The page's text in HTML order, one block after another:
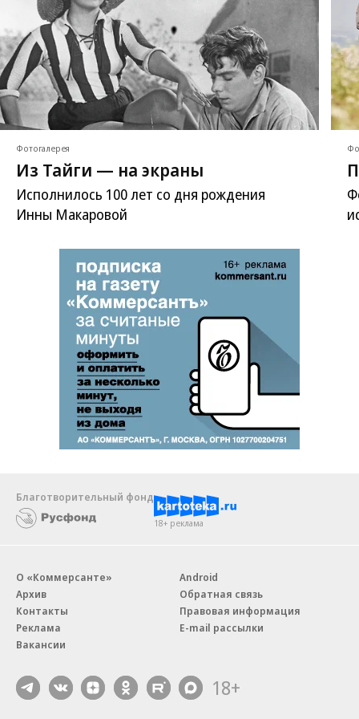
Фотогалерея
Из Тайги — на экраны
Исполнилось 100 лет со дня рождения
Инны Макаровой
Благотворительный фонд
18+ реклама
О «Коммерсанте»
Архив
Контакты
Реклама
Вакансии
Android
Обратная связь
Правовая информация
E-mail рассылки
18+